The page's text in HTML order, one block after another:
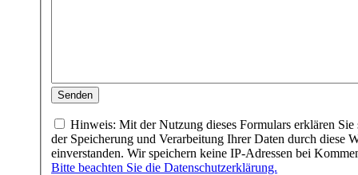
Hinweis: Mit der Nutzung dieses Formulars erklären Sie
der Speicherung und Verarbeitung Ihrer Daten durch diese
einverstanden. Wir speichern keine IP-Adressen bei
Bitte beachten Sie die Datenschutzerklärung.